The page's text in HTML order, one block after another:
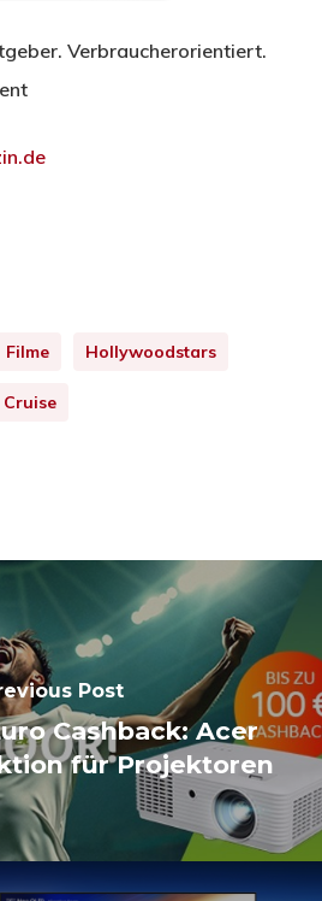
Verbraucherorientiert.
Filme Hollywoodstars
Cruise
Post
Cashback: Acer
für Projektoren